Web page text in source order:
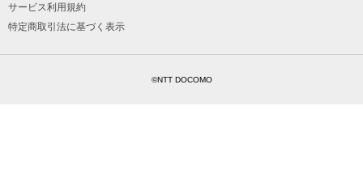
サービス利用規約
特定商取引法に基づく表示
©NTT DOCOMO